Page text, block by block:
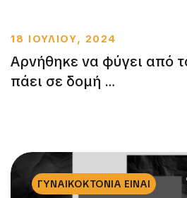
18 ΙΟΥΛΙΟΥ, 2024
Αρνήθηκε να φύγει από
πάει σε δομή …
ΓΥΝΑΙΚΟΚΤΟΝΙΑ ΕΙΝΑΙ